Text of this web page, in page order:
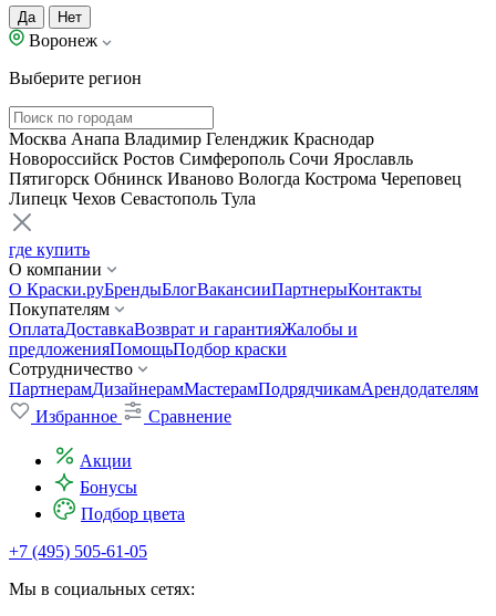
Да Нет
Воронеж
Выберите регион
Москва Анапа Владимир Геленджик Краснодар
Новороссийск Ростов Симферополь Сочи Ярославль
Пятигорск Обнинск Иваново Вологда Кострома Череповец
Липецк Чехов Севастополь Тула
где купить
О компании
О Краски.руБрендыБлогВакансииПартнерыКонтакты
Покупателям
ОплатаДоставкаВозврат и гарантияЖалобы и
предложенияПомощьПодбор краски
Сотрудничество
ПартнерамДизайнерамМастерамПодрядчикамАрендодателям
Избранное
Сравнение
Акции
Бонусы
Подбор цвета
+7 (495) 505-61-05
Мы в социальных сетях: